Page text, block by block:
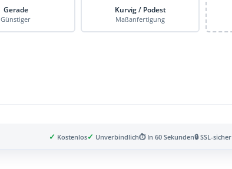
Gerade
Günstiger
Kurvig / Podest
Maßanfertigung
✓ Kostenlos✓ Unverbindlich⏱ In 60 Sekunden🔒 SSL-sicher